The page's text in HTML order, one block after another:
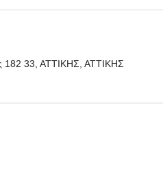
182 33, ΑΤΤΙΚΗΣ, ΑΤΤΙΚΗΣ